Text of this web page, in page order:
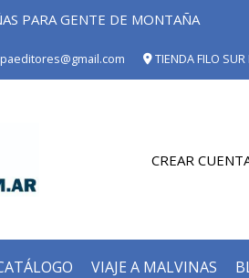
PARA GENTE DE MONTAÑA
TIENDA FILO
CREAR
VIAJE A MALVINAS